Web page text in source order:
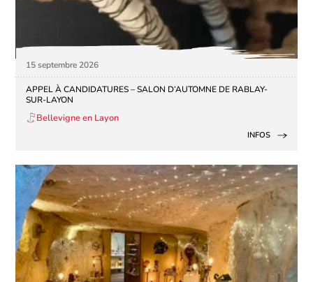
15 septembre 2026
APPEL À CANDIDATURES – SALON D’AUTOMNE DE RABLAY-
SUR-LAYON
Bellevigne en Layon
INFOS